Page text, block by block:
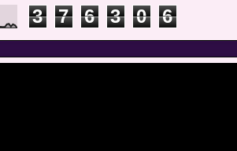
3 7 6 3 0 6